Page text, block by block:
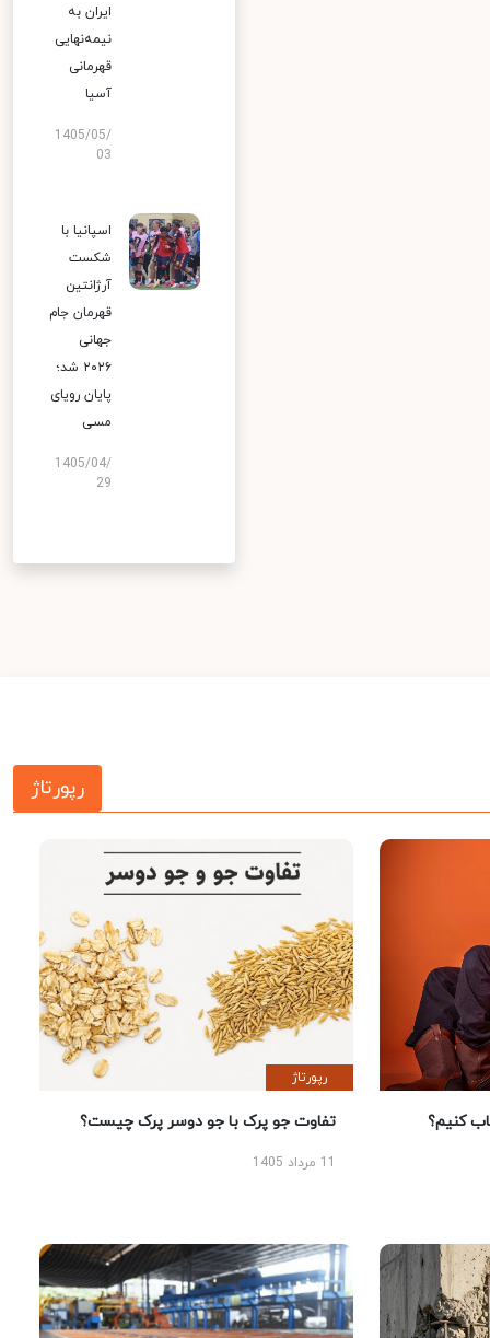
ایران به
نیمه‌نهایی
قهرمانی
آسیا
1405/05/
03
اسپانیا با
شکست
آرژانتین
قهرمان جام
جهانی
۲۰۲۶ شد؛
پایان رویای
مسی
1405/04/
29
رپورتاژ
کنیم؟
رپورتاژ
تفاوت جو پرک با جو دوسر پرک چیست؟